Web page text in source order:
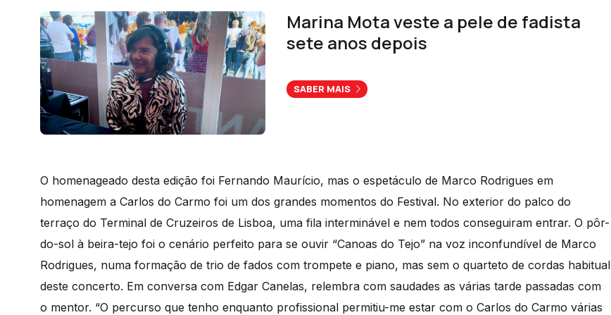
Marina Mota veste a pele de fadista
sete anos depois
SABER MAIS
O homenageado desta edição foi Fernando Maurício, mas o espetáculo de Marco Rodrigues em
homenagem a Carlos do Carmo foi um dos grandes momentos do Festival. No exterior do palco do
terraço do Terminal de Cruzeiros de Lisboa, uma fila interminável e nem todos conseguiram entrar. O pôr-
do-sol à beira-tejo foi o cenário perfeito para se ouvir “Canoas do Tejo” na voz inconfundível de Marco
Rodrigues, numa formação de trio de fados com trompete e piano, mas sem o quarteto de cordas habitual
deste concerto. Em conversa com Edgar Canelas, relembra com saudades as várias tarde passadas com
o mentor. “O percurso que tenho enquanto profissional permitiu-me estar com o Carlos do Carmo várias